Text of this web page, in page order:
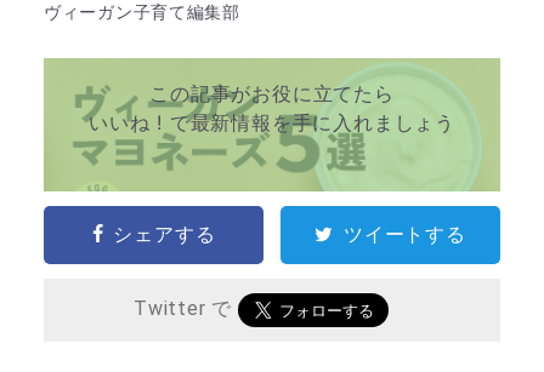
ヴィーガン子育て編集部
この記事がお役に立てたら
いいね ! で最新情報を手に入れましょう
シェアする ツイートする
Twitter で